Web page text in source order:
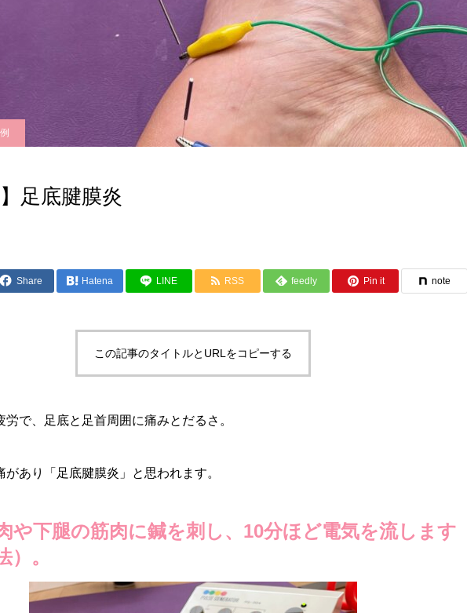
】足底腱膜炎
Share Hatena LINE RSS feedly Pin it note
この記事のタイトルとURLをコピーする
労で、足底と足首周囲に痛みとだるさ。
があり「足底腱膜炎」と思われます。
や下腿の筋肉に鍼を刺し、10分ほど電気を流します
）。